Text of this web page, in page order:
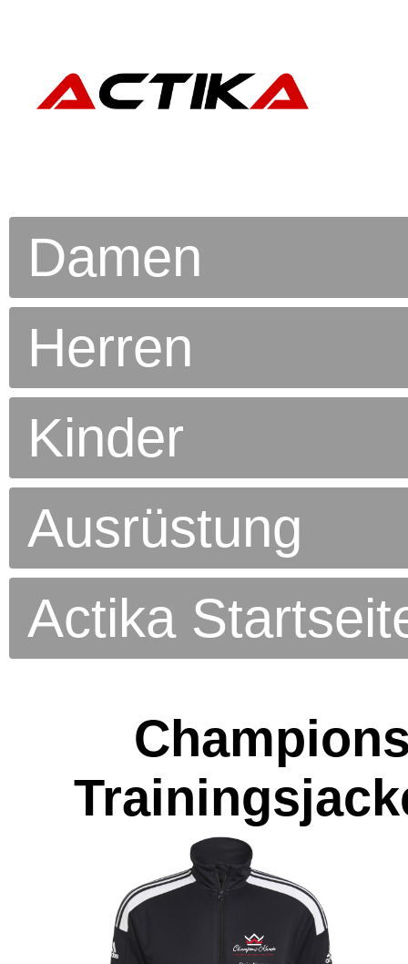
Damen
Herren
Kinder
Ausrüstung
Actika